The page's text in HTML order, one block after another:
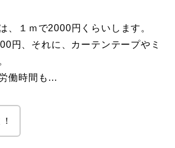
、１ｍで2000円くらいします。
円、それに、カーテンテープやミ
働時間も…